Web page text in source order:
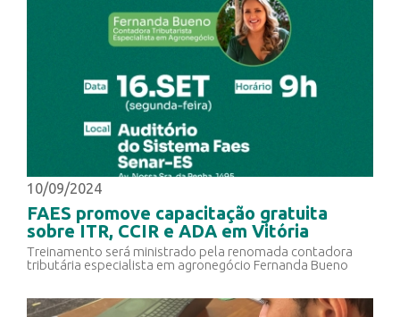
10/09/2024
FAES promove capacitação gratuita
sobre ITR, CCIR e ADA em Vitória
Treinamento será ministrado pela renomada contadora
tributária especialista em agronegócio Fernanda Bueno